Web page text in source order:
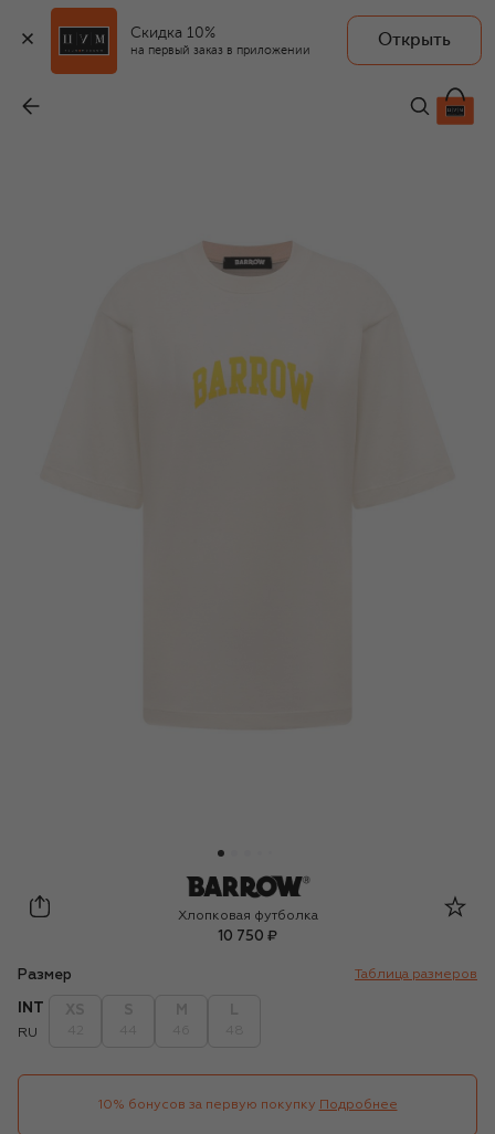
Скидка 10%
на первый заказ в приложении
Открыть
10 750 ₽
Barrow
Хлопковая футболка
10 750 ₽
Размер Таблица размеров
INT
RU
10% бонусов за первую покупку Подробнее